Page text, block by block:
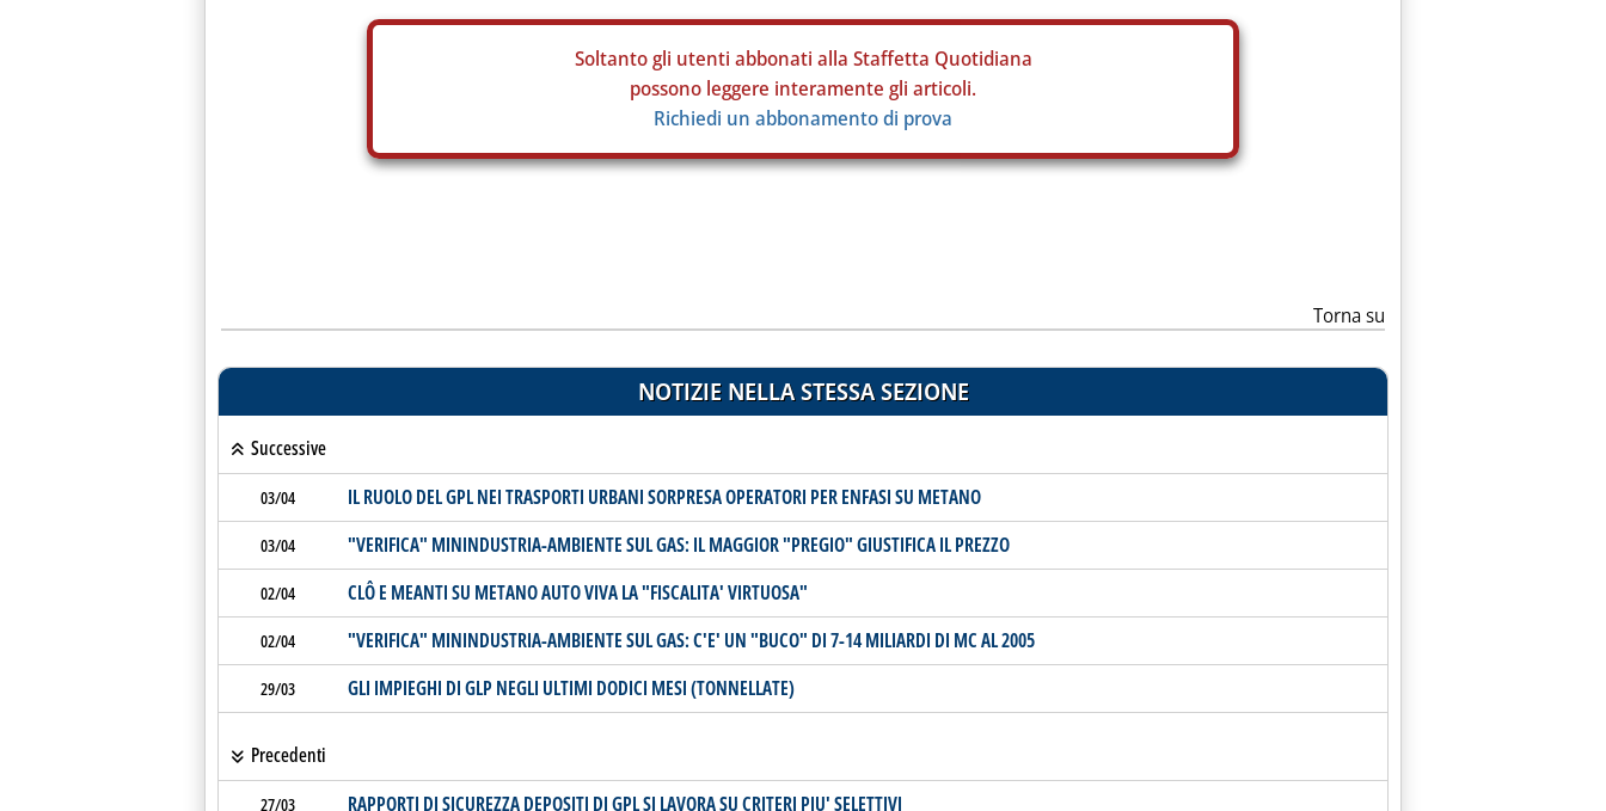
Soltanto gli utenti abbonati alla Staffetta Quotidiana
possono leggere interamente gli articoli.
Richiedi un abbonamento di prova
Torna su
NOTIZIE NELLA STESSA SEZIONE
Successive
03/04 IL RUOLO DEL GPL NEI TRASPORTI URBANI SORPRESA OPERATORI PER ENFASI SU METANO
03/04 "VERIFICA" MININDUSTRIA-AMBIENTE SUL GAS: IL MAGGIOR "PREGIO" GIUSTIFICA IL PREZZO
02/04 CLÔ E MEANTI SU METANO AUTO VIVA LA "FISCALITA' VIRTUOSA"
02/04 "VERIFICA" MININDUSTRIA-AMBIENTE SUL GAS: C'E' UN "BUCO" DI 7-14 MILIARDI DI MC AL 2005
29/03 GLI IMPIEGHI DI GLP NEGLI ULTIMI DODICI MESI (TONNELLATE)
Precedenti
27/03 RAPPORTI DI SICUREZZA DEPOSITI DI GPL SI LAVORA SU CRITERI PIU' SELETTIVI